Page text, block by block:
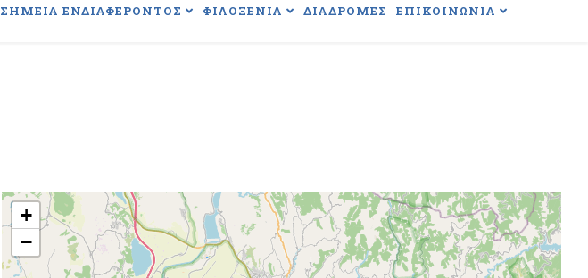
ΣΗΜΕΙΑ ΕΝΔΙΑΦΕΡΟΝΤΟΣ ΦΙΛΟΞΕΝΙΑ ΔΙΑΔΡΟΜΕΣ ΕΠΙΚΟΙΝΩΝΙΑ
+
−